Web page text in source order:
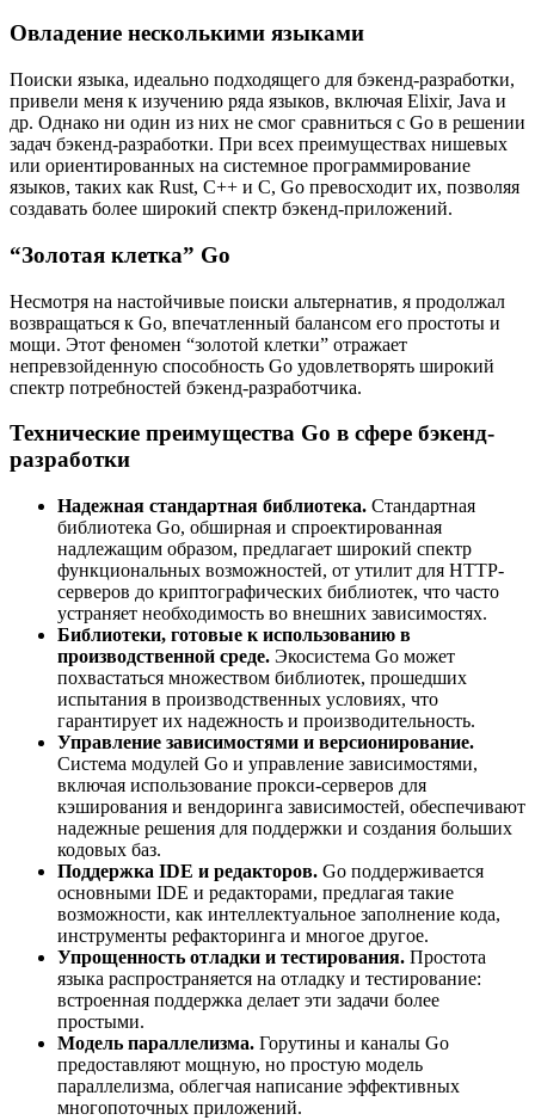
Овладение несколькими языками
Поиски языка, идеально подходящего для бэкенд-разработки,
привели меня к изучению ряда языков, включая Elixir, Java и
др. Однако ни один из них не смог сравниться с Go в решении
задач бэкенд-разработки. При всех преимуществах нишевых
или ориентированных на системное программирование
языков, таких как Rust, C++ и C, Go превосходит их, позволяя
создавать более широкий спектр бэкенд-приложений.
“Золотая клетка” Go
Несмотря на настойчивые поиски альтернатив, я продолжал
возвращаться к Go, впечатленный балансом его простоты и
мощи. Этот феномен “золотой клетки” отражает
непревзойденную способность Go удовлетворять широкий
спектр потребностей бэкенд-разработчика.
Технические преимущества Go в сфере бэкенд-
разработки
Надежная стандартная библиотека. Стандартная
библиотека Go, обширная и спроектированная
надлежащим образом, предлагает широкий спектр
функциональных возможностей, от утилит для HTTP-
серверов до криптографических библиотек, что часто
устраняет необходимость во внешних зависимостях.
Библиотеки, готовые к использованию в
производственной среде. Экосистема Go может
похвастаться множеством библиотек, прошедших
испытания в производственных условиях, что
гарантирует их надежность и производительность.
Управление зависимостями и версионирование.
Система модулей Go и управление зависимостями,
включая использование прокси-серверов для
кэширования и вендоринга зависимостей, обеспечивают
надежные решения для поддержки и создания больших
кодовых баз.
Поддержка IDE и редакторов. Go поддерживается
основными IDE и редакторами, предлагая такие
возможности, как интеллектуальное заполнение кода,
инструменты рефакторинга и многое другое.
Упрощенность отладки и тестирования. Простота
языка распространяется на отладку и тестирование:
встроенная поддержка делает эти задачи более
простыми.
Модель параллелизма. Горутины и каналы Go
предоставляют мощную, но простую модель
параллелизма, облегчая написание эффективных
многопоточных приложений.